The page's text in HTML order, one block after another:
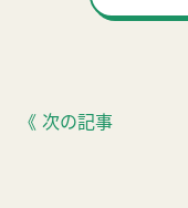
《 次の記事